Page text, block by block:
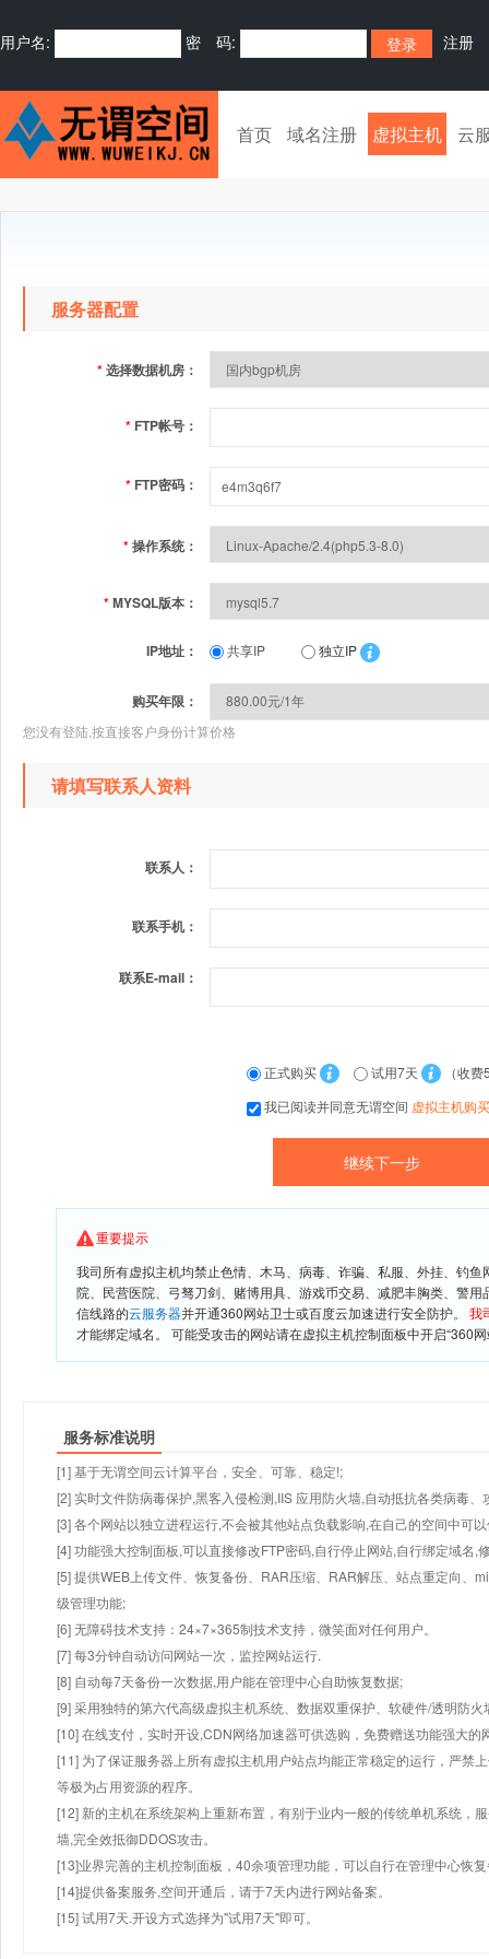
用户名: 密 码: 注册
首页 域名注册 虚拟主机 云
服务器配置
*选择数据机房：
* FTP帐号：
* FTP密码：
*操作系统：
*MYSQL版本：
IP地址： 共享IP 独立IP
购买年限：
您没有登陆,按直接客户身份计算价格
请填写联系人资料
联系人：
联系手机：
联系E-mail：
正式购买 试用7天
（收费
我已阅读并同意无谓空间 虚拟主机购
重要提示
我司所有虚拟主机均禁止色情、木马、病毒、诈骗、私服、外挂、钓
院、民营医院、弓驽刀剑、赌博用具、游戏币交易、减肥丰胸类、警
信线路的云服务器并开通360网站卫士或百度云加速进行安全防护。 我
才能绑定域名。 可能受攻击的网站请在虚拟主机控制面板中开启“360
服务标准说明
[1] 基于无谓空间云计算平台，安全、可靠、稳定!;
[2] 实时文件防病毒保护,黑客入侵检测,IIS 应用防火墙,自动抵抗各类病毒、
[3] 各个网站以独立进程运行,不会被其他站点负载影响,在自己的空间中可
[4] 功能强大控制面板,可以直接修改FTP密码,自行停止网站,自行绑定域名,
[5] 提供WEB上传文件、恢复备份、RAR压缩、RAR解压、站点重定向、
级管理功能;
[6] 无障碍技术支持：24×7×365制技术支持，微笑面对任何用户。
[7] 每3分钟自动访问网站一次，监控网站运行.
[8] 自动每7天备份一次数据,用户能在管理中心自助恢复数据;
[9] 采用独特的第六代高级虚拟主机系统、数据双重保护、软硬件/透明防火
[10] 在线支付，实时开设,CDN网络加速器可供选购，免费赠送功能强大
[11] 为了保证服务器上所有虚拟主机用户站点均能正常稳定的运行，严禁
等极为占用资源的程序。
[12] 新的主机在系统架构上重新布置，有别于业内一般的传统单机系统，
墙,完全效抵御DDOS攻击。
[13]业界完善的主机控制面板，40余项管理功能，可以自行在管理中心恢
[14]提供备案服务,空间开通后，请于7天内进行网站备案。
[15] 试用7天.开设方式选择为"试用7天"即可。